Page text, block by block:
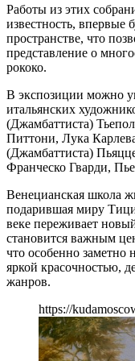
Работы из этих
известность, впервые
пространстве, что
представление о
рококо.
В экспозиции можно
итальянских
(Джамбаттиста)
Питтони, Лука
(Джамбаттиста)
Франческо Гварди,
Венецианская школа
подарившая миру
веке переживает
становится важным
что особенно
яркой красочностью,
жанров.
https://